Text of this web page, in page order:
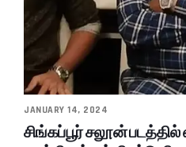
JANUARY 14, 2024
சிங்கப்பூர் சலூன்